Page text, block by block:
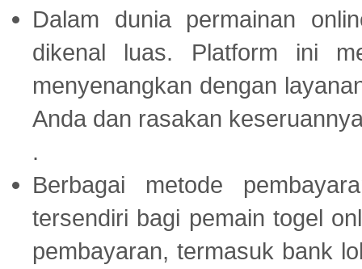
Dalam dunia permainan
dikenal luas. Platform ini
menyenangkan dengan
Anda dan rasakan
.
Berbagai metode
tersendiri bagi pemain togel
pembayaran, termasuk bank